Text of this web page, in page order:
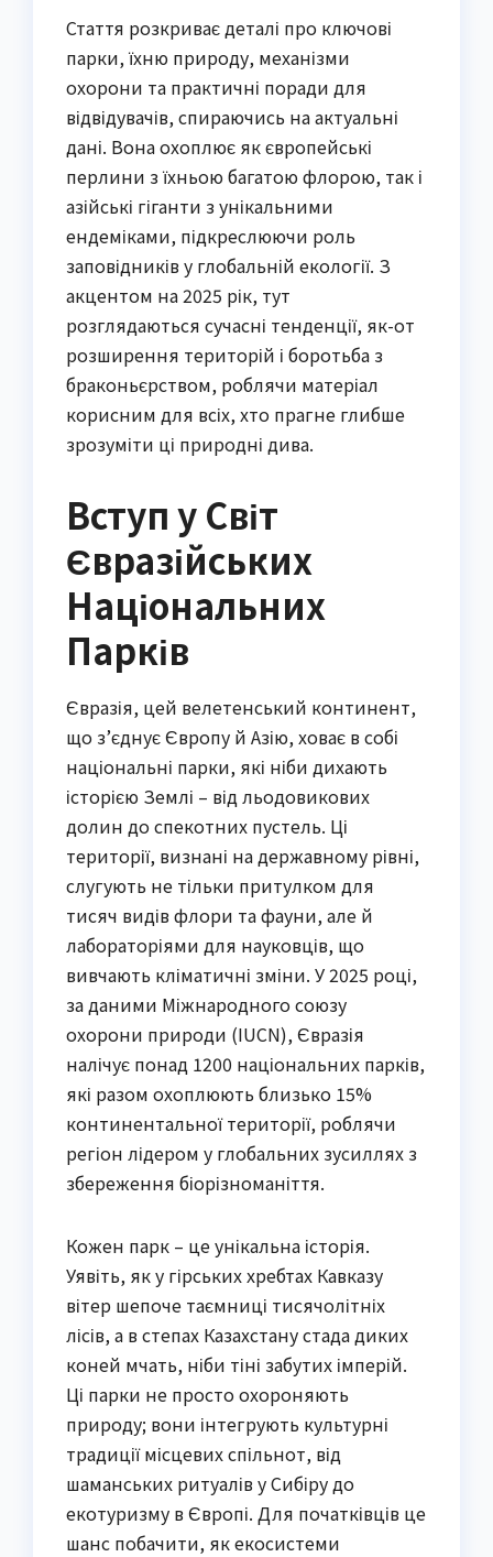
Стаття розкриває деталі про ключові
парки, їхню природу, механізми
охорони та практичні поради для
відвідувачів, спираючись на актуальні
дані. Вона охоплює як європейські
перлини з їхньою багатою флорою, так і
азійські гіганти з унікальними
ендеміками, підкреслюючи роль
заповідників у глобальній екології. З
акцентом на 2025 рік, тут
розглядаються сучасні тенденції, як-от
розширення територій і боротьба з
браконьєрством, роблячи матеріал
корисним для всіх, хто прагне глибше
зрозуміти ці природні дива.
Вступ у Світ
Євразійських
Національних
Парків
Євразія, цей велетенський континент,
що з’єднує Європу й Азію, ховає в собі
національні парки, які ніби дихають
історією Землі – від льодовикових
долин до спекотних пустель. Ці
території, визнані на державному рівні,
слугують не тільки притулком для
тисяч видів флори та фауни, але й
лабораторіями для науковців, що
вивчають кліматичні зміни. У 2025 році,
за даними Міжнародного союзу
охорони природи (IUCN), Євразія
налічує понад 1200 національних парків,
які разом охоплюють близько 15%
континентальної території, роблячи
регіон лідером у глобальних зусиллях з
збереження біорізноманіття.
Кожен парк – це унікальна історія.
Уявіть, як у гірських хребтах Кавказу
вітер шепоче таємниці тисячолітніх
лісів, а в степах Казахстану стада диких
коней мчать, ніби тіні забутих імперій.
Ці парки не просто охороняють
природу; вони інтегрують культурні
традиції місцевих спільнот, від
шаманських ритуалів у Сибіру до
екотуризму в Європі. Для початківців це
шанс побачити, як екосистеми